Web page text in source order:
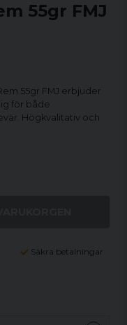
55gr FMJ
55gr FMJ erbjuder
för både
Högkvalitativ och
Säkra betalningar